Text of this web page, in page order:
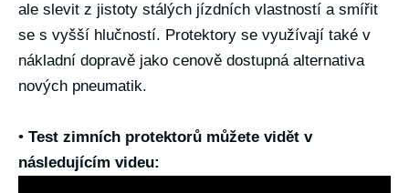
ale slevit z jistoty stálých jízdních vlastností a smířit
se s vyšší hlučností. Protektory se využívají také v
nákladní dopravě jako cenově dostupná alternativa
nových pneumatik.
• Test zimních protektorů můžete vidět v
následujícím videu: